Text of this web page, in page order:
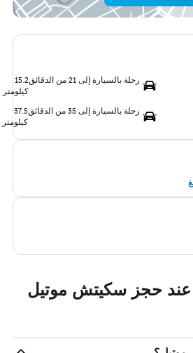
رحلة بالسيارة إلى 21 من الدقائق
15.2
كيلومتر
رحلة بالسيارة إلى 35 من الدقائق
37.5
كيلومتر
عند حجز سكيتش موتيل